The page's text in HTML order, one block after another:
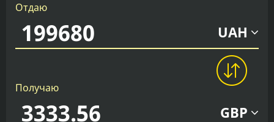
Отдаю
UAH
Получаю
GBP